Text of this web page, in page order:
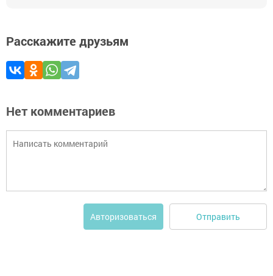
Расскажите друзьям
Нет комментариев
Авторизоваться Отправить